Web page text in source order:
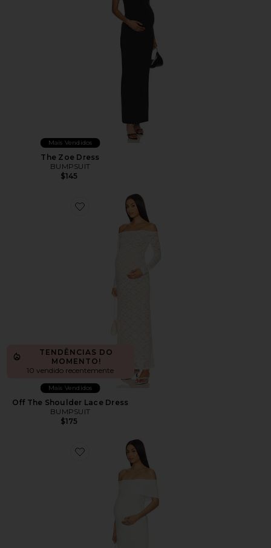
Mais Vendidos
The Zoe Dress
BUMPSUIT
$145
Favorite Off The Shoulder Lace Dress
TENDÊNCIAS DO
MOMENTO!
10 vendido recentemente
Mais Vendidos
Off The Shoulder Lace Dress
BUMPSUIT
$175
Favorite Vestido Bianca